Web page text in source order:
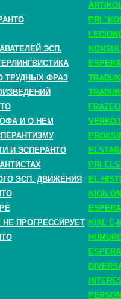
PRI
ЭСП.
ТРУДНЫХ ФРАЗ
И О НЕМ
И ЭСПЕРАНТО
PRI
ЭСП. ДВИЖЕНИЯ
EL
KION
ПРОГРЕССИРУЕТ KIAL E-